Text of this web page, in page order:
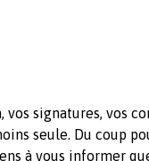
signatures, vos
seule. Du coup
à vous informer